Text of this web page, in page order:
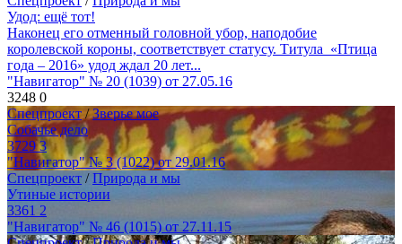
Удод: ещё тот!
Наконец его отменный головной убор, наподобие
королевской короны, соответствует статусу. Титула «Птица
года – 2016» удод ждал 20 лет...
"Навигатор" № 20 (1039) от 27.05.16
3248 0
Спецпроект /Зверье мое
Собачье дело
37293
"Навигатор" № 3 (1022) от 29.01.16
Спецпроект /Природа и мы
Утиные истории
3361 2
"Навигатор" № 46 (1015) от 27.11.15